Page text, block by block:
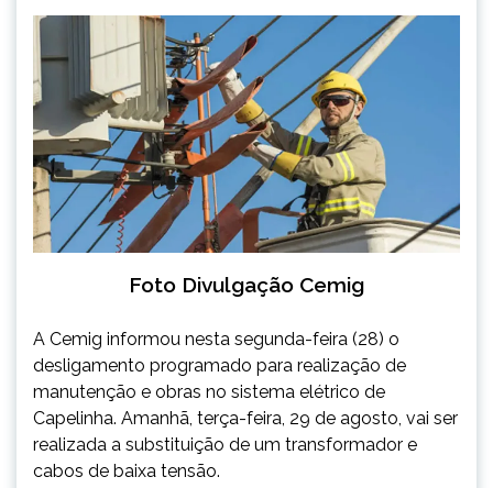
Foto Divulgação Cemig
A Cemig informou nesta segunda-feira (28) o
desligamento programado para realização de
manutenção e obras no sistema elétrico de
Capelinha. Amanhã, terça-feira, 29 de agosto, vai ser
realizada a substituição de um transformador e
cabos de baixa tensão.